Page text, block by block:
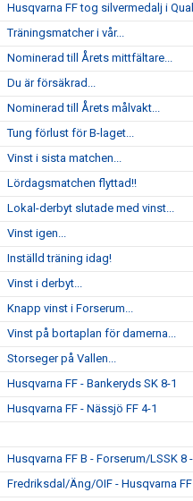
Husqvarna FF tog silvermedalj i
Träningsmatcher i vår...
Nominerad till Årets mittfältare...
Du är försäkrad...
Nominerad till Årets målvakt...
Tung förlust för B-laget...
Vinst i sista matchen...
Lördagsmatchen flyttad!!
Lokal-derbyt slutade med vinst...
Vinst igen...
Inställd träning idag!
Vinst i derbyt...
Knapp vinst i Forserum...
Vinst på bortaplan för damerna...
Storseger på Vallen...
Husqvarna FF - Bankeryds SK 8-1
Husqvarna FF - Nässjö FF 4-1
Husqvarna FF B - Forserum/LSSK 8
Fredriksdal/Äng/OIF - Husqvarna FF